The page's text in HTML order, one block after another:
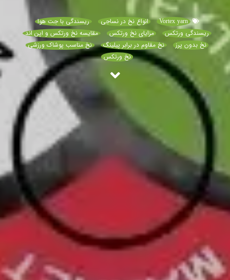
Vortex yarn انواع نخ در نساجی
ریسندگی با جت هوا
ریسندگی ورتکس
مزایای نخ ورتکس
مقایسه نخ ورتکس و اپن اند
نخ بدون پرز
نخ مقاوم در برابر پیلینگ
نخ مناسب پوشاک ورزشی
نخ ورتکس